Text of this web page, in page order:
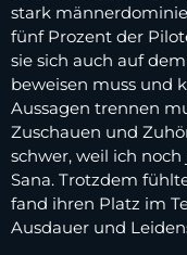
stark
fünf Prozent der
sie sich auch auf
beweisen muss und
Aussagen trennen
Zuschauen und
schwer, weil ich
Sana. Trotzdem
fand ihren Platz im
Ausdauer und